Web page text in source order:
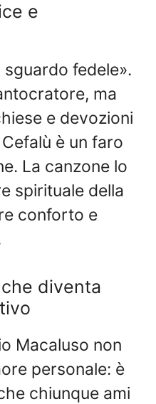
e
fedele».
ma
e devozioni
è un faro
La canzone lo
spirituale della
conforto e
che diventa
Macaluso non
personale: è
chiunque ami